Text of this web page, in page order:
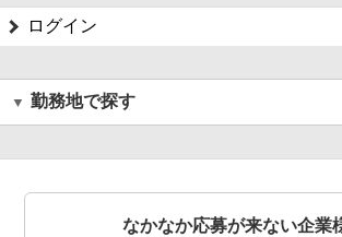
ログイン
勤務地で探す
なかなか応募が来ない企業